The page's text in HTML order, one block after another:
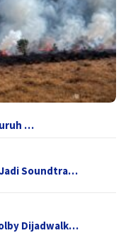
…
Jadi Soundtra…
Dijadwalk…